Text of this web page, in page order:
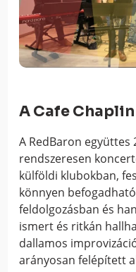
A Cafe
A RedBaron együttes
rendszeresen
külföldi klubokban,
könnyen
feldolgozásban és
ismert és ritkán
dallamos
arányosan felépített